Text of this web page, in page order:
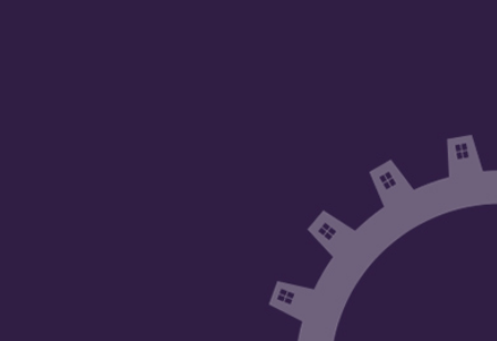
אני מאשר/ת קבלת דיוור וחומר פרסומי